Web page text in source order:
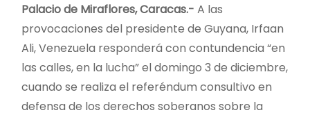
Palacio de Miraflores, Caracas.- A las
provocaciones del presidente de Guyana, Irfaan
Ali, Venezuela responderá con contundencia “en
las calles, en la lucha” el domingo 3 de diciembre,
cuando se realiza el referéndum consultivo en
defensa de los derechos soberanos sobre la